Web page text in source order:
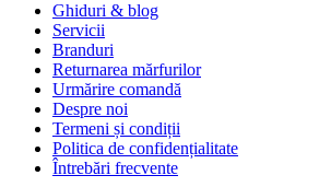
Ghiduri & blog
Servicii
Branduri
Returnarea mărfurilor
Urmărire comandă
Despre noi
Termeni și condiții
Politica de confidențialitate
Întrebări frecvente